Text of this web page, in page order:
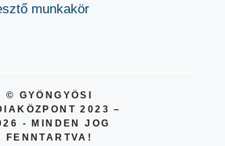
munkakör
© GYÖNGYÖSI
2023 –
- MINDEN JOG
FENNTARTVA!